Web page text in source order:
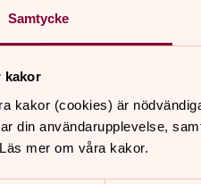
Samtycke
kakor
kakor (cookies) är
din användarupplevelse,
mer om våra kakor.